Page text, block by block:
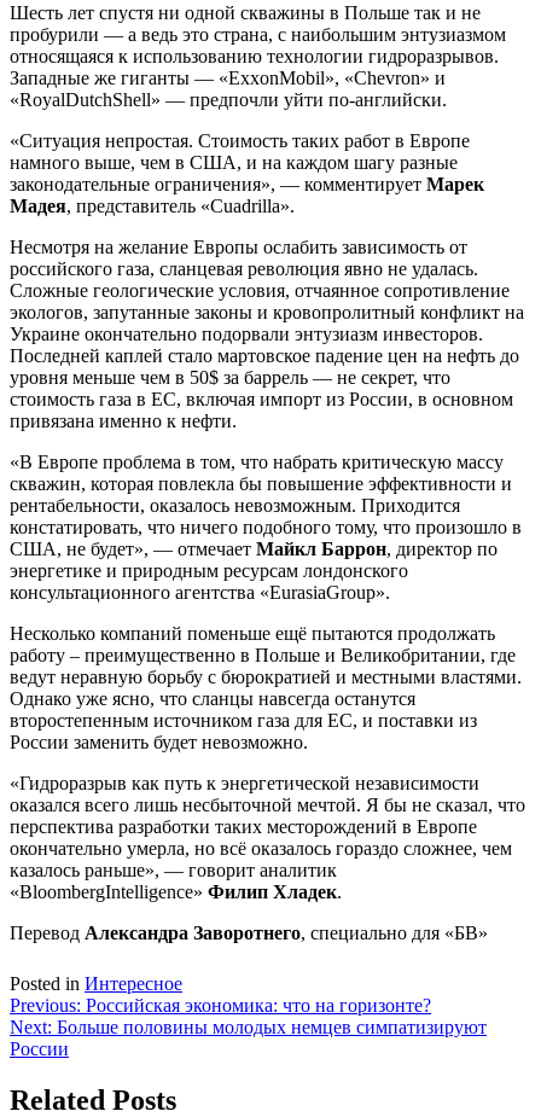
Шесть лет спустя ни одной скважины в Польше так и не
пробурили — а ведь это страна, с наибольшим энтузиазмом
относящаяся к использованию технологии гидроразрывов.
Западные же гиганты — «ExxonMobil», «Chevron» и
«RoyalDutchShell» — предпочли уйти по-английски.
«Ситуация непростая. Стоимость таких работ в Европе
намного выше, чем в США, и на каждом шагу разные
законодательные ограничения», — комментирует Марек
Мадея, представитель «Cuadrilla».
Несмотря на желание Европы ослабить зависимость от
российского газа, сланцевая революция явно не удалась.
Сложные геологические условия, отчаянное сопротивление
экологов, запутанные законы и кровопролитный конфликт на
Украине окончательно подорвали энтузиазм инвесторов.
Последней каплей стало мартовское падение цен на нефть до
уровня меньше чем в 50$ за баррель — не секрет, что
стоимость газа в ЕС, включая импорт из России, в основном
привязана именно к нефти.
«В Европе проблема в том, что набрать критическую массу
скважин, которая повлекла бы повышение эффективности и
рентабельности, оказалось невозможным. Приходится
констатировать, что ничего подобного тому, что произошло в
США, не будет», — отмечает Майкл Баррон, директор по
энергетике и природным ресурсам лондонского
консультационного агентства «EurasiaGroup».
Несколько компаний поменьше ещё пытаются продолжать
работу – преимущественно в Польше и Великобритании, где
ведут неравную борьбу с бюрократией и местными властями.
Однако уже ясно, что сланцы навсегда останутся
второстепенным источником газа для ЕС, и поставки из
России заменить будет невозможно.
«Гидроразрыв как путь к энергетической независимости
оказался всего лишь несбыточной мечтой. Я бы не сказал, что
перспектива разработки таких месторождений в Европе
окончательно умерла, но всё оказалось гораздо сложнее, чем
казалось раньше», — говорит аналитик
«BloombergIntelligence» Филип Хладек.
Перевод Александра Заворотнего, специально для «БВ»
Posted in Интересное
Навигация
по
Previous: Российская экономика: что на горизонте?
Next: Больше половины молодых немцев симпатизируют
России
Related Posts